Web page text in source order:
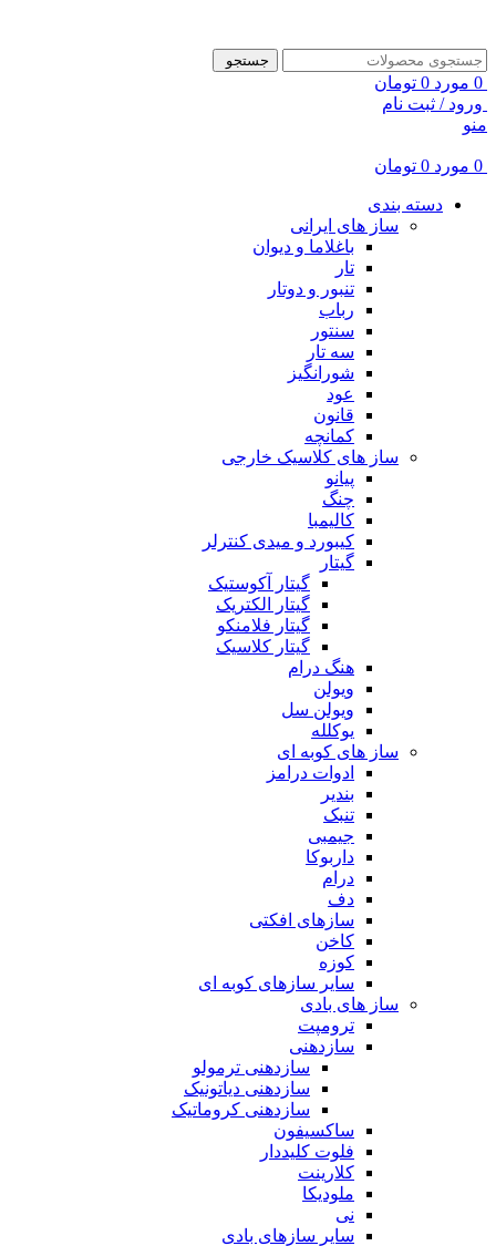
جستجو
0 مورد 0 تومان
ورود / ثبت نام
منو
0 مورد 0 تومان
دسته بندی
ساز های ایرانی
باغلاما و دیوان
تار
تنبور و دوتار
رباب
سنتور
سه تار
شورانگیز
عود
قانون
کمانچه
ساز های کلاسیک خارجی
پیانو
چنگ
کالیمبا
کیبورد و میدی کنترلر
گیتار
گیتار آکوستیک
گیتار الکتریک
گیتار فلامنکو
گیتار کلاسیک
هنگ درام
ویولن
ویولن سل
یوکلله
ساز های کوبه ای
ادوات درامز
بندیر
تنبک
جیمبی
داربوکا
درام
دف
سازهای افکتی
کاخن
کوزه
سایر سازهای کوبه ای
ساز های بادی
ترومپت
سازدهنی
سازدهنی ترمولو
سازدهنی دیاتونیک
سازدهنی کروماتیک
ساکسیفون
فلوت کلیددار
کلارینت
ملودیکا
نی
سایر سازهای بادی